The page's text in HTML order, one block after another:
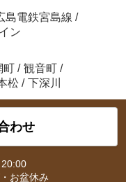
島電鉄宮島線 /
ン
町 / 観音町 /
松 / 下深川
わせ
お盆休み